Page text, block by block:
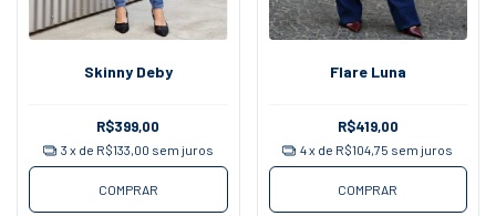
Skinny Deby
R$399,00
3 x de R$133,00 sem juros
COMPRAR
Flare Luna
R$419,00
4x de R$104,75 sem juros
COMPRAR